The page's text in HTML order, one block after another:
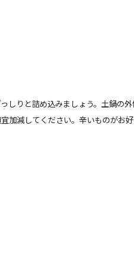
りと詰め込みましょう。土鍋の
減してください。辛いものがお